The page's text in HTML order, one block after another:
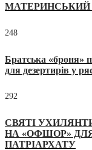
МАТЕРИНСЬКИЙ
248
Братська «броня»
для дезертирів у
292
СВЯТІ
НА «ОФШОР»
ПАТРІАРХАТУ